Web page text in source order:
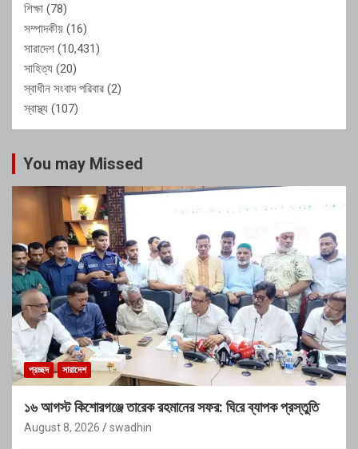
শিক্ষা (78)
সম্পাদকীয় (16)
সারাদেশ (10,431)
সাহিত্য (20)
স্বাধীন সংবাদ পরিবার (2)
স্বাস্থ্য (107)
You may Missed
প্রচ্ছদ সারাদেশ
১৬ আগস্ট কিশোরগঞ্জে তারেক রহমানের সফর: ঘিরে ব্যাপক প্রস্তুতি
August 8, 2026 swadhin